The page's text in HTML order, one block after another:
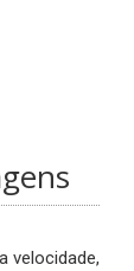
velocidade,